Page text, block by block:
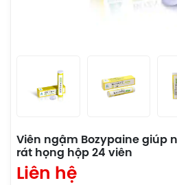
Viên ngậm Bozypaine giúp
rát họng hộp 24 viên
Liên hệ